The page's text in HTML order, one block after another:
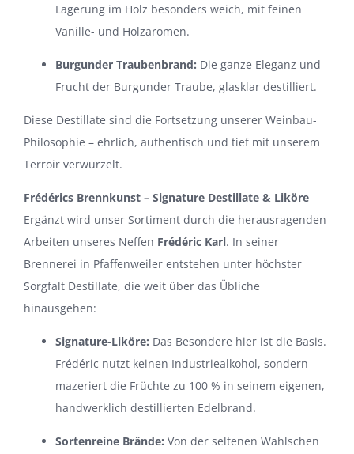
Lagerung im Holz besonders weich, mit feinen
Vanille- und Holzaromen.
Burgunder Traubenbrand: Die ganze Eleganz und
Frucht der Burgunder Traube, glasklar destilliert.
Diese Destillate sind die Fortsetzung unserer Weinbau-
Philosophie – ehrlich, authentisch und tief mit unserem
Terroir verwurzelt.
Frédérics Brennkunst – Signature Destillate & Liköre
Ergänzt wird unser Sortiment durch die herausragenden
Arbeiten unseres Neffen Frédéric Karl. In seiner
Brennerei in Pfaffenweiler entstehen unter höchster
Sorgfalt Destillate, die weit über das Übliche
hinausgehen:
Signature-Liköre: Das Besondere hier ist die Basis.
Frédéric nutzt keinen Industriealkohol, sondern
mazeriert die Früchte zu 100 % in seinem eigenen,
handwerklich destillierten Edelbrand.
Sortenreine Brände: Von der seltenen Wahlschen